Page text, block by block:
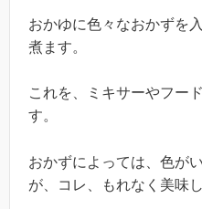
おかゆに色々なおかずを
煮ます。
これを、ミキサーやフー
す。
おかずによっては、色が
が、コレ、もれなく美味